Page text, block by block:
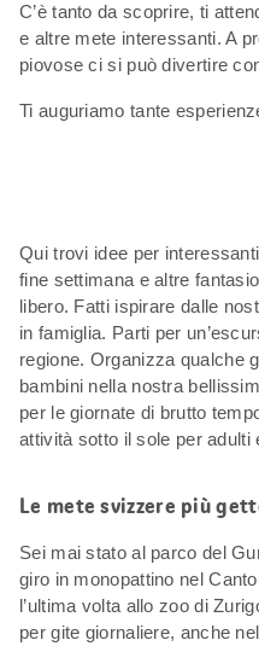
C’è tanto da scoprire, ti
e altre mete interessanti. A
piovose ci si può divertire
Ti auguriamo tante
Qui trovi idee per
fine settimana e altre
libero. Fatti ispirare dalle
in famiglia. Parti per
regione. Organizza qualche
bambini nella nostra
per le giornate di brutto
attività sotto il sole per adulti
Le mete svizzere più
Sei mai stato al parco del
giro in monopattino nel
l’ultima volta allo zoo di
per gite giornaliere, anche